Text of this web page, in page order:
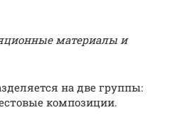
материалы и
на две группы:
композиции.